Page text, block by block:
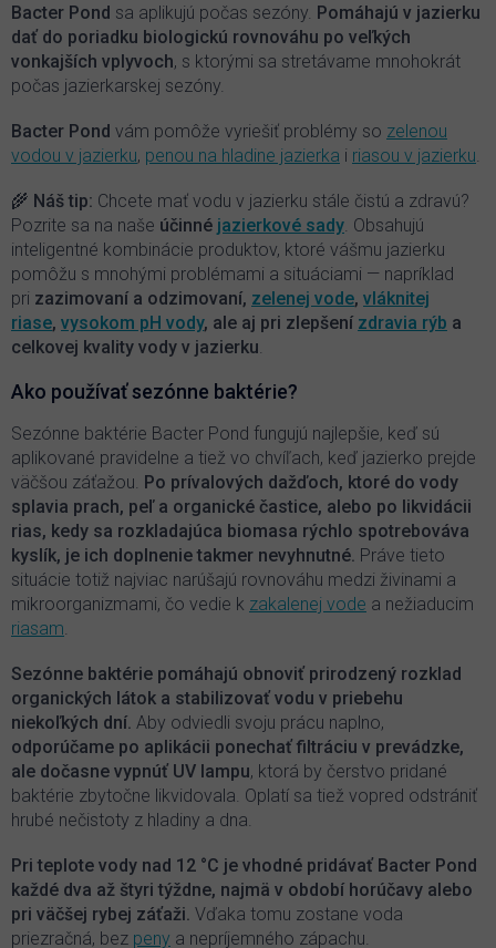
e
p
r
y
v
ý
p
i
s
u
Bacter Pond sa aplikujú počas sezóny. Pomáhajú v jazierku
dať do poriadku biologickú rovnováhu po veľkých
vonkajších vplyvoch, s ktorými sa stretávame mnohokrát
počas jazierkarskej sezóny.
Bacter Pond vám pomôže vyriešiť problémy so zelenou
vodou v jazierku, penou na hladine jazierka i riasou v jazierku.
🌾 Náš tip: Chcete mať vodu v jazierku stále čistú a zdravú?
Pozrite sa na naše účinné jazierkové sady. Obsahujú
inteligentné kombinácie produktov, ktoré vášmu jazierku
pomôžu s mnohými problémami a situáciami — napríklad
pri zazimovaní a odzimovaní, zelenej vode, vláknitej
riase, vysokom pH vody, ale aj pri zlepšení zdravia rýb a
celkovej kvality vody v jazierku.
Ako používať sezónne baktérie?
Sezónne baktérie Bacter Pond fungujú najlepšie, keď sú
aplikované pravidelne a tiež vo chvíľach, keď jazierko prejde
väčšou záťažou. Po prívalových dažďoch, ktoré do vody
splavia prach, peľ a organické častice, alebo po likvidácii
rias, kedy sa rozkladajúca biomasa rýchlo spotrebováva
kyslík, je ich doplnenie takmer nevyhnutné. Práve tieto
situácie totiž najviac narúšajú rovnováhu medzi živinami a
mikroorganizmami, čo vedie k zakalenej vode a nežiaducim
riasam.
Sezónne baktérie pomáhajú obnoviť prirodzený rozklad
organických látok a stabilizovať vodu v priebehu
niekoľkých dní. Aby odviedli svoju prácu naplno,
odporúčame po aplikácii ponechať filtráciu v prevádzke,
ale dočasne vypnúť UV lampu, ktorá by čerstvo pridané
baktérie zbytočne likvidovala. Oplatí sa tiež vopred odstrániť
hrubé nečistoty z hladiny a dna.
Pri teplote vody nad 12 °C je vhodné pridávať Bacter Pond
každé dva až štyri týždne, najmä v období horúčavy alebo
pri väčšej rybej záťaži. Vďaka tomu zostane voda
priezračná, bez peny a nepríjemného zápachu.